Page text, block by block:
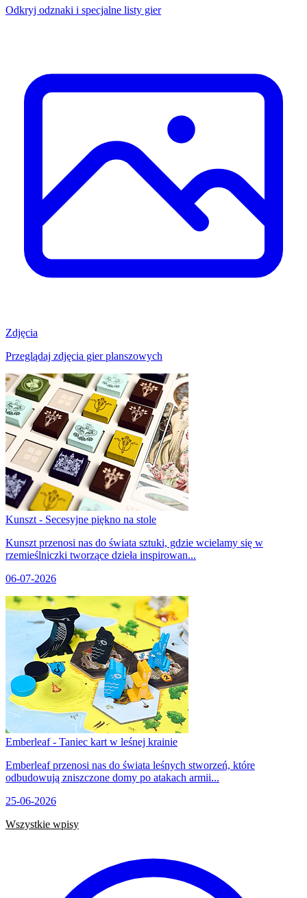
Odkryj odznaki i specjalne listy gier
Zdjęcia
Przeglądaj zdjęcia gier planszowych
Kunszt - Secesyjne piękno na stole
Kunszt przenosi nas do świata sztuki, gdzie wcielamy się w
rzemieślniczki tworzące dzieła inspirowan...
06-07-2026
Emberleaf - Taniec kart w leśnej krainie
Emberleaf przenosi nas do świata leśnych stworzeń, które
odbudowują zniszczone domy po atakach armii...
25-06-2026
Wszystkie wpisy